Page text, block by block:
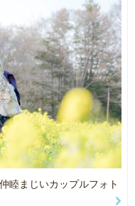
持ちをお届けします！
撮影を心がけています。
一緒に残しましょう！
たします。※状況により前
影も可能です。
れている家族
る友達
るのか
しいです♪
睦まじいカップルフォト